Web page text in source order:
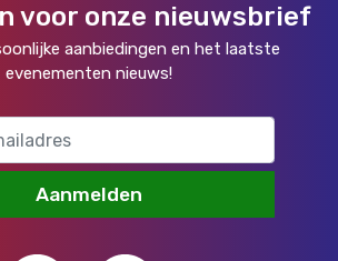
voor onze nieuwsbrief
aanbiedingen en het laatste
evenementen nieuws!
Aanmelden